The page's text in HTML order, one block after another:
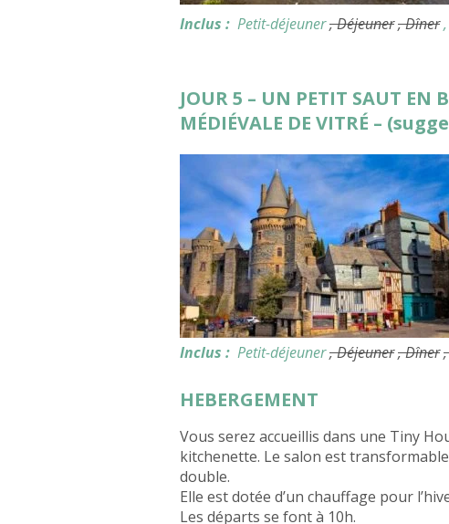
Inclus : Petit-déjeuner, Déjeuner, Dîner
JOUR 5 – UN PETIT SAUT EN
MÉDIÉVALE DE VITRÉ –
Inclus : Petit-déjeuner, Déjeuner, Dîner
HEBERGEMENT
Vous serez accueillis dans une Tiny
kitchenette. Le salon est
double.
Elle est dotée d’un chauffage pour
Les départs se font à 10h.